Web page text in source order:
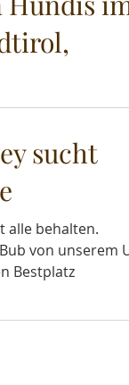
im
sucht
behalten.
Bestplatz